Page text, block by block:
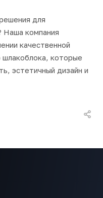
для
Наша компания
качественной
шлакоблока, которые
эстетичный дизайн и